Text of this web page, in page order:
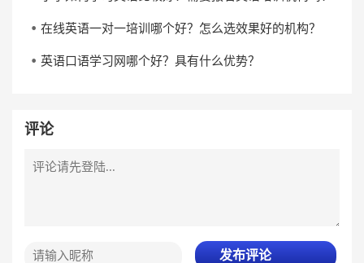
在线英语一对一培训哪个好？怎么选效果好的机构？
英语口语学习网哪个好？具有什么优势？
评论
发布评论